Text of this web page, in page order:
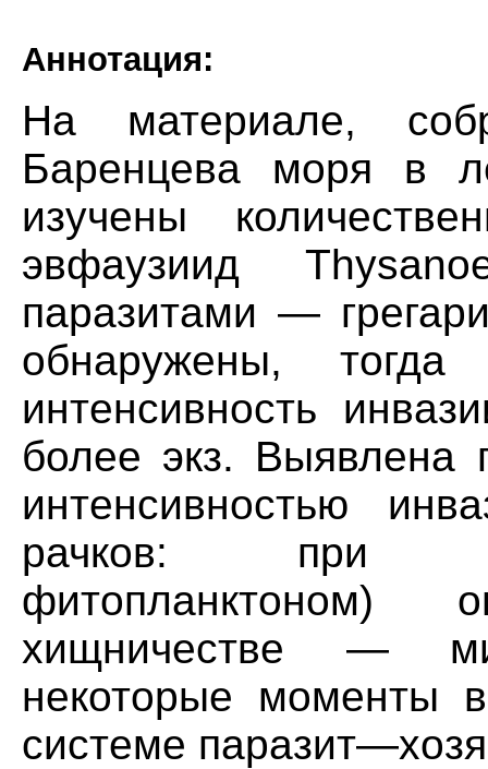
Аннотация:
На материале,
Баренцева моря в
изучены
эвфаузиид
паразитами —
обнаружены,
интенсивность
более экз. Выявлена
интенсивностью
рачков: при
фитопланктоном)
хищничестве —
некоторые моменты
системе